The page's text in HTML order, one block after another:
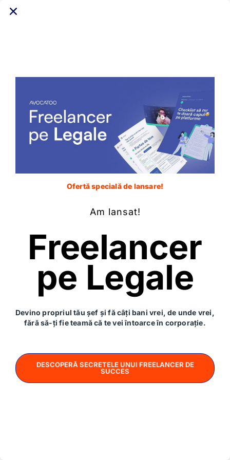
Copyright © 2016-2023 Avocatoo. Toate drepturile
rezervate.
Termeni și condiții
Ofertă specială de lansare!
Am lansat!
Freelancer
pe Legale
Devino propriul tău șef și fă câți bani vrei, de unde vrei,
fără să-ți fie teamă că te vei întoarce în corporație.
DESCOPERĂ SECRETELE UNUI FREELANCER DE
SUCCES